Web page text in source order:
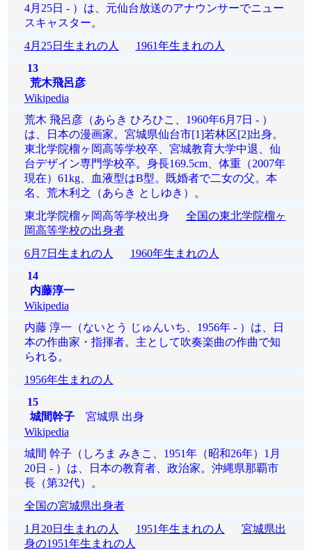
4月25日 - ）は、元仙台放送のアナウンサーでニュー
スキャスター。
4月25日生まれの人
1961年生まれの人
13
荒木飛呂彦
Wikipedia
荒木 飛呂彦（あらき ひろひこ、1960年6月7日 - ）
は、日本の漫画家。宮城県仙台市[1]若林区[2]出身。
東北学院榴ヶ岡高等学校卒、宮城教育大学中退、仙
台デザイン専門学校卒。身長169.5cm、体重（2007年
現在）61kg、血液型はB型。既婚者で二女の父。本
名、荒木利之（あらき としゆき）。
東北学院榴ヶ岡高等学校出身 全国の東北学院榴ヶ
岡高等学校の出身者
6月7日生まれの人
1960年生まれの人
14
内藤淳一
Wikipedia
内藤 淳一（ないとう じゅんいち、1956年 - ）は、日
本の作曲家・指揮者。主として吹奏楽曲の作曲で知
られる。
1956年生まれの人
15
城間幹子宮城県 出身
Wikipedia
城間 幹子（しろま みきこ、1951年（昭和26年）1月
20日 - ）は、日本の教育者、政治家。沖縄県那覇市
長（第32代）。
全国の宮城県出身者
1月20日生まれの人
1951年生まれの人
宮城県出
身の1951年生まれの人